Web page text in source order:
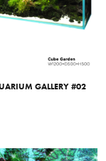
GALLERY #02